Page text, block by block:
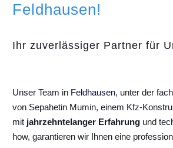
Feldhausen!
Ihr zuverlässiger Partner für
Unser Team in Feldhausen, unter der
von Sepahetin Mumin, einem Kfz-
mit jahrzehntelanger Erfahrung und
how, garantieren wir Ihnen eine